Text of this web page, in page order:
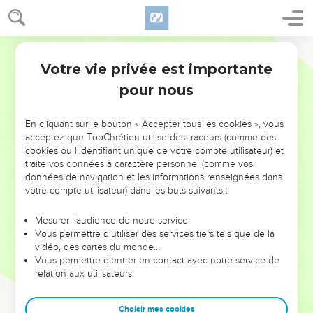
NE MANQUEZ PAS L’ÉVÉNEMENT
DE L’ANNÉE !
ET SI LEURS ERREURS POUVAIENT VOUS ÉVITER LES
VOTRES ?
leur foi ou leur vision. Mais on voit moins les doutes, les erreurs
et les saisons difficiles qu'ils ont traversés, alors même que ce
sont elles qui les ont façonnés.
Dans cette conférence, leaders, entrepreneurs, et responsables
clés pour avancer avec plus de sagesse afin que leurs erreurs
Votre vie privée est importante
pour nous
En cliquant sur le bouton « Accepter tous les cookies », vous
acceptez que TopChrétien utilise des traceurs (comme des
cookies ou l'identifiant unique de votre compte utilisateur) et
traite vos données à caractère personnel (comme vos
données de navigation et les informations renseignées dans
votre compte utilisateur) dans les buts suivants :
Mesurer l'audience de notre service
Vous permettre d'utiliser des services tiers tels que de la
vidéo, des cartes du monde…
Vous permettre d'entrer en contact avec notre service de
relation aux utilisateurs.
Choisir mes cookies